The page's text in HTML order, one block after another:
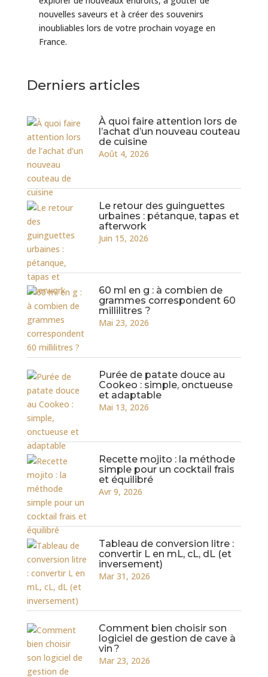
nouvelles saveurs et à créer des souvenirs
inoubliables lors de votre prochain voyage en
France.
Derniers articles
À quoi faire attention lors de
l’achat d’un nouveau couteau
de cuisine
Août 4, 2026
Le retour des guinguettes
urbaines : pétanque, tapas et
afterwork
Juin 15, 2026
60 ml en g : à combien de
grammes correspondent 60
millilitres ?
Mai 23, 2026
Purée de patate douce au
Cookeo : simple, onctueuse
et adaptable
Mai 13, 2026
Recette mojito : la méthode
simple pour un cocktail frais
et équilibré
Avr 9, 2026
Tableau de conversion litre :
convertir L en mL, cL, dL (et
inversement)
Mar 31, 2026
Comment bien choisir son
logiciel de gestion de cave à
vin ?
Mar 23, 2026